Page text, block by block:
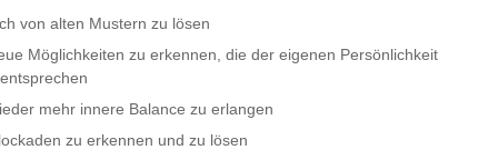
von alten Mustern zu lösen
Möglichkeiten zu erkennen, die der eigenen Persönlichkeit
entsprechen
mehr innere Balance zu erlangen
zu erkennen und zu lösen